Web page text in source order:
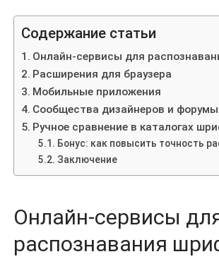
Содержание статьи
Онлайн-сервисы для
Расширения для браузера
Мобильные приложения
Сообщества дизайнеров и форумы
Ручное сравнение в каталогах
Бонус: как повысить точность
Заключение
Онлайн-сервисы
распознавания